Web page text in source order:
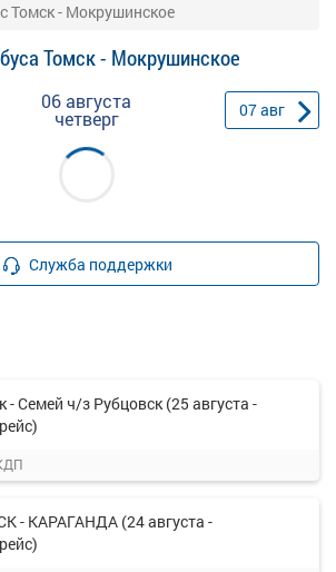
Томск - Мокрушинское
Томск - Мокрушинское
06 августа
четверг 07авг
Служба поддержки
Семей ч/з Рубцовск (25 августа -
- КАРАГАНДА (24 августа -